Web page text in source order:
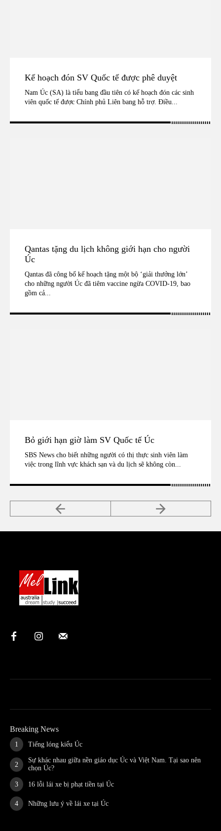
Kế hoạch đón SV Quốc tế được phê duyệt
Nam Úc (SA) là tiểu bang đầu tiên có kế hoạch đón các sinh
viên quốc tế được Chính phủ Liên bang hỗ trợ. Điều...
Qantas tặng du lịch không giới hạn cho người
Úc
Qantas đã công bố kế hoạch tặng một bộ ‘giải thưởng lớn’
cho những người Úc đã tiêm vaccine ngừa COVID-19, bao
gồm cả...
Bỏ giới hạn giờ làm SV Quốc tế Úc
SBS News cho biết những người có thị thực sinh viên làm
việc trong lĩnh vực khách sạn và du lịch sẽ không còn...
Breaking News
Tiếng lóng kiểu Úc
Sự khác nhau giữa nền giáo dục Úc và Việt Nam. Tại sao nên
chọn Úc?
16 lỗi lái xe bị phạt tiền tại Úc
Những lưu ý về lái xe tại Úc